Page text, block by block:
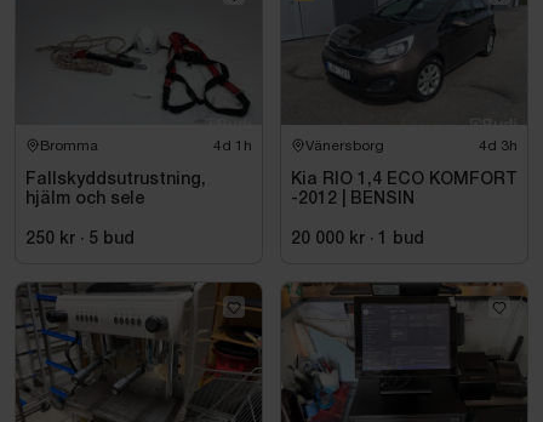
Bromma 4d 1h
Fallskyddsutrustning,
hjälm och sele
250 kr · 5 bud
Vänersborg 4d 3h
Kia RIO 1,4 ECO KOMFORT
-2012 | BENSIN
20 000 kr · 1 bud